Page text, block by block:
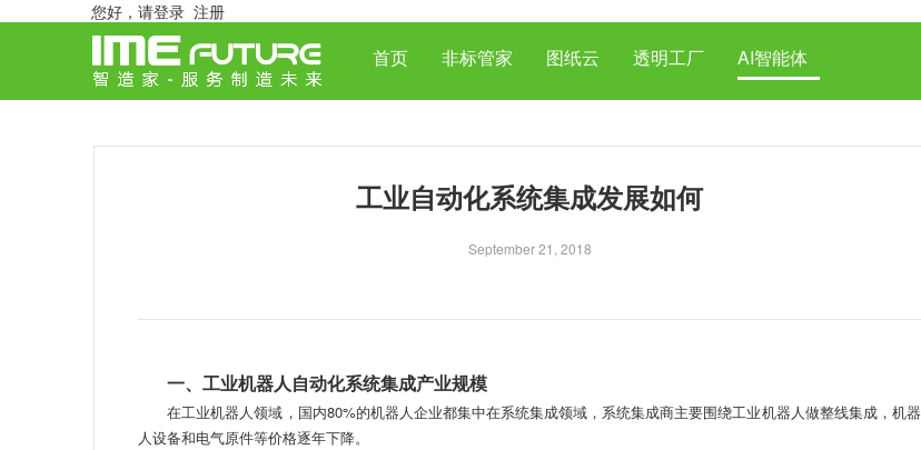
您好， 请登录 注册
首页 非标管家 图纸云 透明工厂 AI智能体
工业自动化系统集成发展如何
September 21, 2018
一、工业机器人自动化系统集成产业规模
在工业机器人领域，国内80%的机器人企业都集中在系统集成领域，系统集成商主要围绕工业机器人做整线集成，机器
人设备和电气原件等价格逐年下降。